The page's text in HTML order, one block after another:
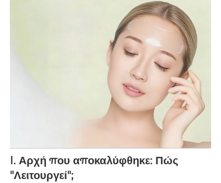
I. Αρχή που αποκαλύφθηκε: Πώς
"Λειτουργεί";